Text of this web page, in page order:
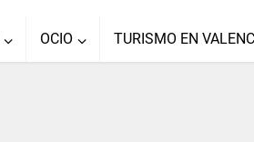
OCIO TURISMO EN